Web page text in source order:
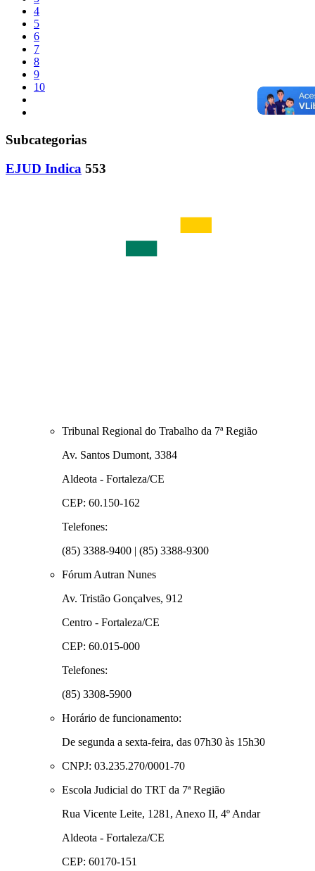
4
5
6
7
8
9
10
Subcategorias
EJUD Indica 553
Tribunal Regional do Trabalho da 7ª Região
Av. Santos Dumont, 3384
Aldeota - Fortaleza/CE
CEP: 60.150-162
Telefones:
(85) 3388-9400 | (85) 3388-9300
Fórum Autran Nunes
Av. Tristão Gonçalves, 912
Centro - Fortaleza/CE
CEP: 60.015-000
Telefones:
(85) 3308-5900
Horário de funcionamento:
De segunda a sexta-feira, das 07h30 às 15h30
CNPJ: 03.235.270/0001-70
Escola Judicial do TRT da 7ª Região
Rua Vicente Leite, 1281, Anexo II, 4º Andar
Aldeota - Fortaleza/CE
CEP: 60170-151